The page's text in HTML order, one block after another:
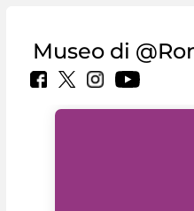
Museo di